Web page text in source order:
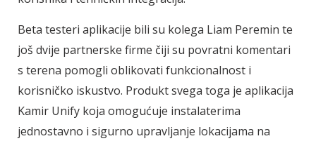
Beta testeri aplikacije bili su kolega Liam Peremin te
još dvije partnerske firme čiji su povratni komentari
s terena pomogli oblikovati funkcionalnost i
korisničko iskustvo. Produkt svega toga je aplikacija
Kamir Unify koja omogućuje instalaterima
jednostavno i sigurno upravljanje lokacijama na